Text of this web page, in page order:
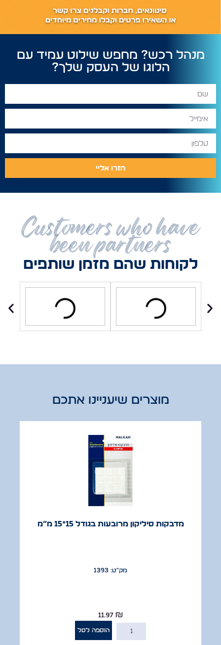
מנהל רכש? מחפש שילוט עמיד עם
הלוגו של העסק שלך?
חזרו אליי
Customers who have
been partners
לקוחות שהם מזמן שותפים
מוצרים שיעניינו אתכם
מדבקות סיליקון מרובעות בגודל 15*15 מ”מ
מק"ט: 1393
11.97₪
הוספה לסל